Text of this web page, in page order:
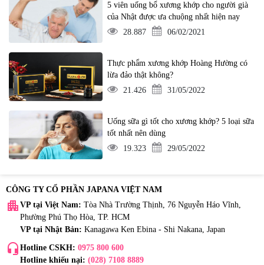
5 viên uống bổ xương khớp cho người già
của Nhật được ưa chuộng nhất hiện nay
28.887
06/02/2021
Thực phẩm xương khớp Hoàng Hường có
lừa đảo thật không?
21.426
31/05/2022
Uống sữa gì tốt cho xương khớp? 5 loại sữa
tốt nhất nên dùng
19.323
29/05/2022
CÔNG TY CỔ PHẦN JAPANA VIỆT NAM
apartment VP tại Việt Nam: Tòa Nhà Trường Thịnh, 76 Nguyễn Háo Vĩnh,
Phường Phú Thọ Hòa, TP. HCM
VP tại Nhật Bản: Kanagawa Ken Ebina - Shi Nakana, Japan
headset_mic Hotline CSKH: 0975 800 600
Hotline khiếu nại: (028) 7108 8889